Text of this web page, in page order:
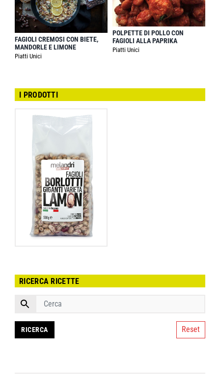
FAGIOLI CREMOSI CON BIETE,
MANDORLE E LIMONE
Piatti Unici
POLPETTE DI POLLO CON
FAGIOLI ALLA PAPRIKA
Piatti Unici
I PRODOTTI
RICERCA RICETTE
Reset